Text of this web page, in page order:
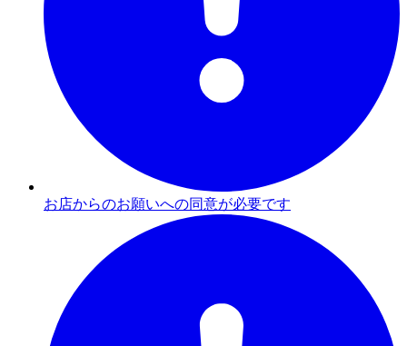
お店からのお願いへの同意が必要です